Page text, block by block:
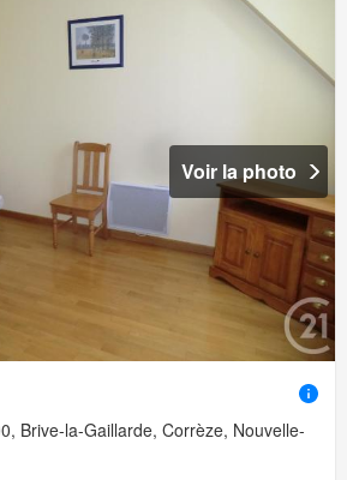
Voir la photo
Brive-la-Gaillarde, Corrèze, Nouvelle-